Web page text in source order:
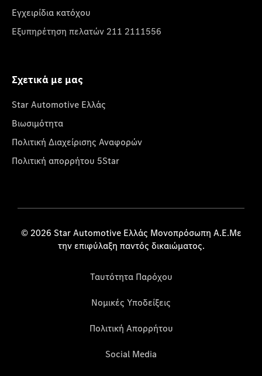
Εγχειρίδια κατόχου
Εξυπηρέτηση πελατών 211 2111556
Σχετικά με μας
Star Automotive Ελλάς
Βιωσιμότητα
Πολιτική Διαχείρισης Αναφορών
Πολιτική απορρήτου 5Star
© 2026 Star Automotive Ελλάς Μονοπρόσωπη Α.Ε.Με
την επιφύλαξη παντός δικαιώματος.
Ταυτότητα Παρόχου
Νομικές Υποδείξεις
Πολιτική Απορρήτου
Social Media